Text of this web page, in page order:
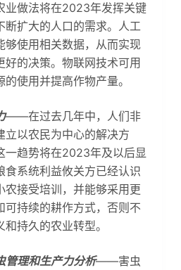
业做法将在2023年发挥关键
断扩大的人口的需求。人工
够使用相关数据，从而实现
好的决策。物联网技术可用
使用并提高作物产量。
——在过去几年中，人们非
立以农民为中心的解决方
一趋势将在2023年及以后显
食系统利益攸关方已经认识
农接受培训，并能够采用更
可持续的耕作方式，否则不
持久的农业转型。
管理和生产力分析——害虫